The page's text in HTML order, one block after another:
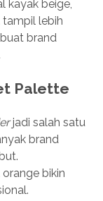
kayak beige,
lebih
brand
Palette
jadi salah satu
brand
bikin